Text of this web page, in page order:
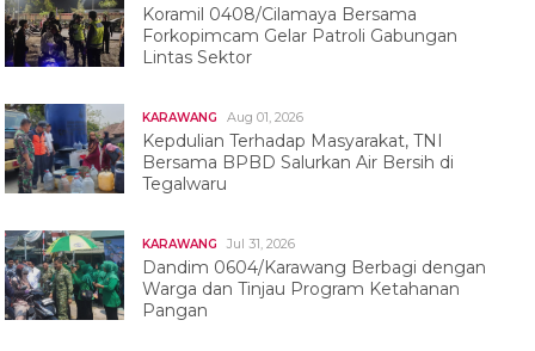
Koramil 0408/Cilamaya Bersama
Forkopimcam Gelar Patroli Gabungan
Lintas Sektor
KARAWANG Aug 01, 2026
Kepdulian Terhadap Masyarakat, TNI
Bersama BPBD Salurkan Air Bersih di
Tegalwaru
KARAWANG Jul 31, 2026
Dandim 0604/Karawang Berbagi dengan
Warga dan Tinjau Program Ketahanan
Pangan